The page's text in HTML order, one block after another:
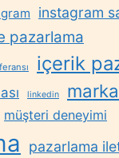
instagram
pazarlama
içerik
linkedin marka
müşteri deneyimi
pazarlama